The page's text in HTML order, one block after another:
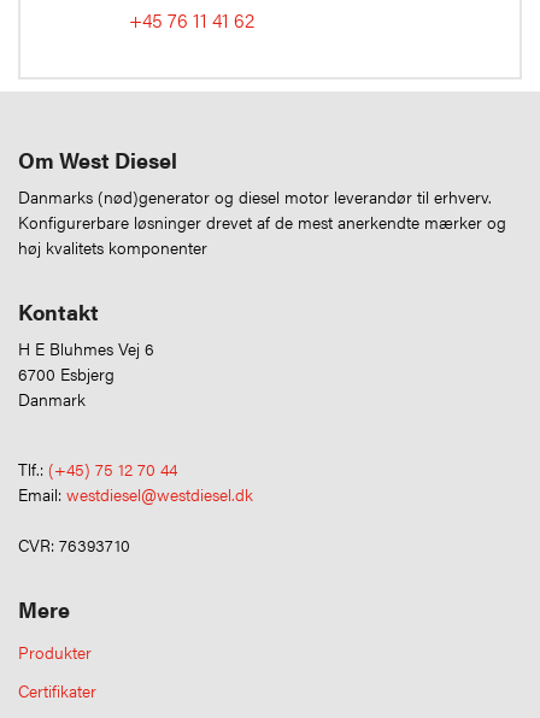
+45 76 11 41 62
Om West Diesel
Danmarks (nød)generator og diesel motor leverandør til erhverv.
Konfigurerbare løsninger drevet af de mest anerkendte mærker og
høj kvalitets komponenter
Kontakt
H E Bluhmes Vej 6
6700 Esbjerg
Danmark
Tlf.: (+45) 75 12 70 44
Email: westdiesel@westdiesel.dk
CVR: 76393710
Mere
Produkter
Certifikater